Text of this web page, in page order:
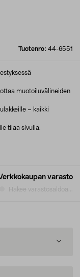
Tuotenro: 44-6551
varasto
Hakee varastosaldoa...
muotoiluvälineiden
– kaikki
tilaa sivulla.